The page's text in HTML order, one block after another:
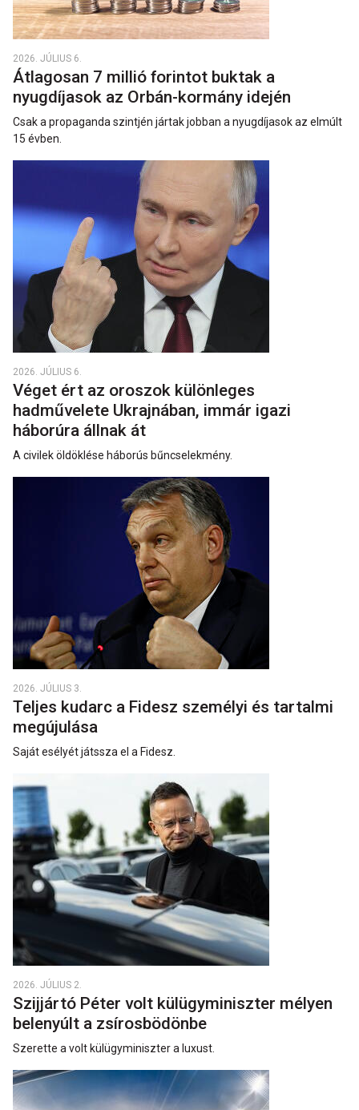
2026. JÚLIUS 6.
Átlagosan 7 millió forintot buktak a
nyugdíjasok az Orbán-kormány idején
Csak a propaganda szintjén jártak jobban a nyugdíjasok az elmúlt
15 évben.
2026. JÚLIUS 6.
Véget ért az oroszok különleges
hadművelete Ukrajnában, immár igazi
háborúra állnak át
A civilek öldöklése háborús bűncselekmény.
2026. JÚLIUS 3.
Teljes kudarc a Fidesz személyi és tartalmi
megújulása
Saját esélyét játssza el a Fidesz.
2026. JÚLIUS 2.
Szijjártó Péter volt külügyminiszter mélyen
belenyúlt a zsírosbödönbe
Szerette a volt külügyminiszter a luxust.